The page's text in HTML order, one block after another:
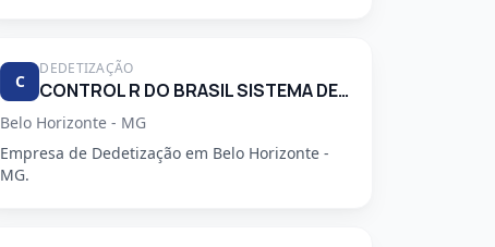
C
DEDETIZAÇÃO
CONTROL R DO BRASIL SISTEMA DE CONTROLE AMBIENTAL LTDA
Belo Horizonte - MG
Empresa de Dedetização em Belo Horizonte -
MG.